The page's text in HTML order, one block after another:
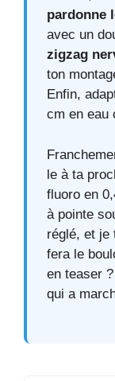
pardonne
avec un
zigzag
ton
Enfin,
cm en eau
le à ta
fluoro en
à pointe
réglé, et je
fera le
en teaser
qui a